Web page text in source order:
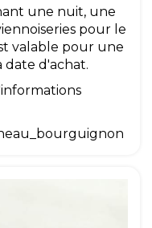
une nuit, une
pour le
valable pour une
date d'achat.